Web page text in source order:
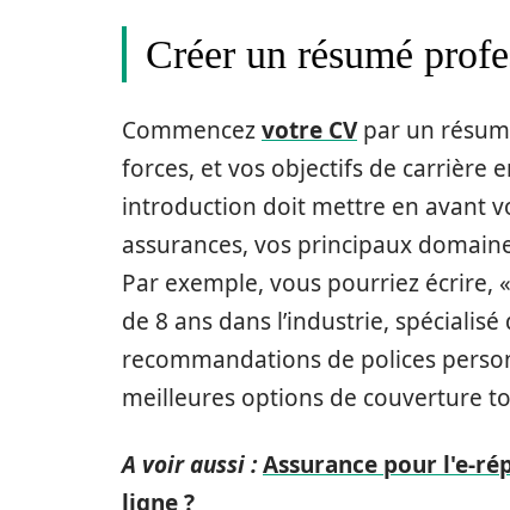
Créer un résumé
Commencezvotre CVpar un
forces, et vos objectifs de carrière
introduction doit mettre en avant
assurances, vos principaux
Par exemple, vous pourriez écrire,
de 8 ans dans l’industrie,
recommandations de polices
meilleures options de couverture
A voir aussi :Assurance pour l'e-
ligne ?